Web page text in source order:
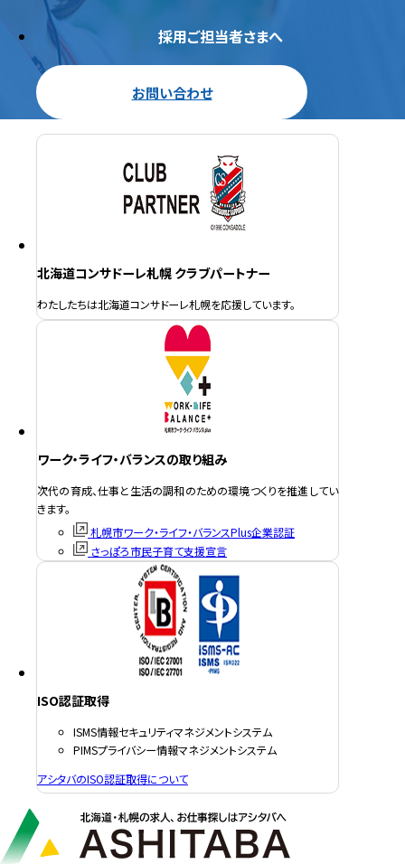
採用ご担当者さまへ
お問い合わせ
北海道コンサドーレ札幌 クラブパートナー
わたしたちは北海道コンサドーレ札幌を応援しています。
ワーク・ライフ・バランスの取り組み
次代の育成、仕事と生活の調和のための環境つくりを推進してい
きます。
札幌市ワーク・ライフ・バランスPlus企業認証
さっぽろ市民子育て支援宣言
ISO認証取得
ISMS情報セキュリティマネジメントシステム
PIMSプライバシー情報マネジメントシステム
アシタバのISO認証取得について